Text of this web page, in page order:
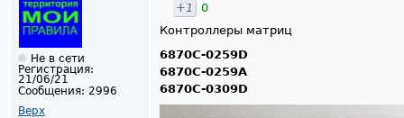
Не в сети
Регистрация:
21/06/21
Сообщения: 2996
Верх
+1
0
Контроллеры матриц
6870C-0259D
6870C-0259A
6870C-0309D